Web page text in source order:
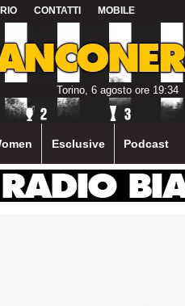
CONTATTI MOBILE
Torino, 6 agosto ore 19:34
Esclusive Podcast